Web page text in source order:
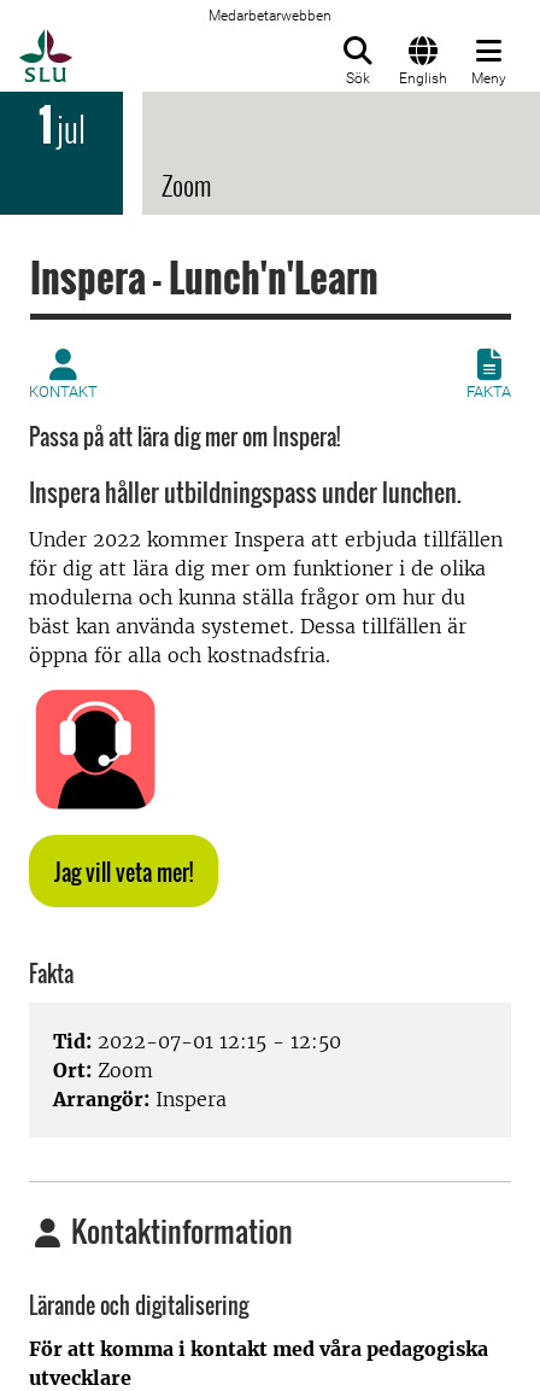
Medarbetarwebben
Sök English Meny
1jul
Zoom
Inspera - Lunch'n'Learn
KONTAKT FAKTA
Passa på att lära dig mer om Inspera!
Inspera håller utbildningspass under lunchen.
Under 2022 kommer Inspera att erbjuda tillfällen
för dig att lära dig mer om funktioner i de olika
modulerna och kunna ställa frågor om hur du
bäst kan använda systemet. Dessa tillfällen är
öppna för alla och kostnadsfria.
Jag vill veta mer!
Fakta
Tid: 2022-07-01 12:15 - 12:50
Ort: Zoom
Arrangör: Inspera
Kontaktinformation
Lärande och digitalisering
För att komma i kontakt med våra pedagogiska
utvecklare